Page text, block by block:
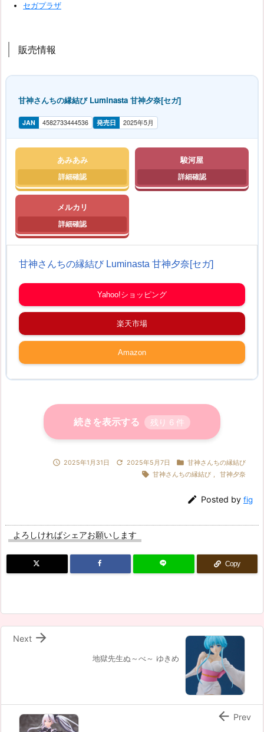
セガプラザ
販売情報
甘神さんちの縁結び Luminasta 甘神夕奈[セガ]
JAN 4582733444536 発売日 2025年5月
あみあみ 駿河屋
メルカリ
甘神さんちの縁結び Luminasta 甘神夕奈[セガ]
Yahoo!ショッピング
楽天市場
Amazon
続きを表示する 残り 6 件
 2025年1月31日  2025年5月7日  甘神さんちの縁結び
 甘神さんちの縁結び , 甘神夕奈
 Posted by fig
よろしければシェアお願いします
Copy
地獄先生ぬ～べ～ ゆきめ

Next
 Prev